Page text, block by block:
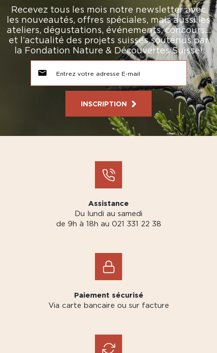
Recevez tous les mois notre newsletter avec
les nouveautés, offres spéciales, mais aussi les
ateliers, dégustations, événements, concours…
et l’actualité des projets suisses soutenus par
la Fondation Nature & Découvertes Suisse!
INSCRIPTION
Assistance
Du lundi au samedi
de 9h à 18h au 021 331 22 38
Paiement sécurisé
Via carte bancaire ou sur facture